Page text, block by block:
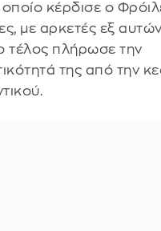
οποίο κέρδισε ο
με αρκετές εξ αυτών
τέλος πλήρωσε την
της από την